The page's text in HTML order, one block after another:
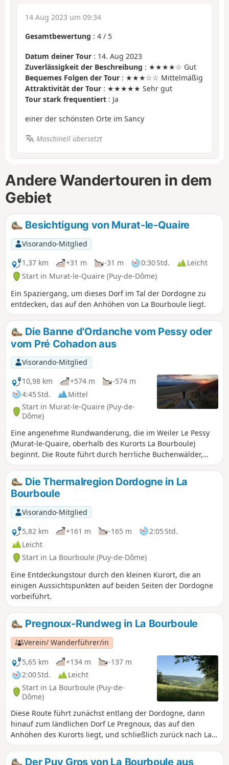
14 Aug 2023 um 09:34
Gesamtbewertung : 4 / 5
Datum deiner Tour : 14. Aug 2023
Zuverlässigkeit der Beschreibung : ★★★★☆ Gut
Bequemes Folgen der Tour : ★★★☆☆ Mittelmäßig
Attraktivität der Tour : ★★★★★ Sehr gut
Tour stark frequentiert : Ja
einer der schönsten Orte im Sancy
Maschinell übersetzt
Andere Wandertouren in dem
Gebiet
Besichtigung von Murat-le-Quaire
Visorando-Mitglied
1,37 km
+31 m -31 m 0:30 Std.
Leicht
Start in Murat-le-Quaire (Puy-de-Dôme)
Ein Spaziergang, um dieses Dorf im Tal der Dordogne zu
entdecken, das auf den Anhöhen von La Bourboule liegt.
Die Banne d'Ordanche vom Pessy oder
vom Pré Cohadon aus
Visorando-Mitglied
10,98 km
+574 m
-574 m
4:45 Std.
Mittel
Start in Murat-le-Quaire (Puy-de-
Dôme)
Eine angenehme Rundwanderung, die im Weiler Le Pessy
(Murat-le-Quaire, oberhalb des Kurorts La Bourboule)
beginnt. Die Route führt durch herrliche Buchenwälder,
bevor sie die Sommerweiden und Hochweiden der Banne
d’Ordanche erreicht. Dieser 1.512 m hohe Vulkangipfel
bietet ein außergewöhnliches Panorama: von den Monts du
Cantal über die Hochebenen der Corrèze bis hin zu den
Monts Dômes.
Die Thermalregion Dordogne in La
Bourboule
Visorando-Mitglied
5,82 km
+161 m -165 m
2:05 Std.
Leicht
Start in La Bourboule (Puy-de-Dôme)
Eine Entdeckungstour durch den kleinen Kurort, die an
einigen Aussichtspunkten auf beiden Seiten der Dordogne
vorbeiführt.
Pregnoux-Rundweg in La Bourboule
Verein/ Wanderführer/in
5,65 km
+134 m
-137 m
2:00 Std.
Leicht
Start in La Bourboule (Puy-de-
Dôme)
Diese Route führt zunächst entlang der Dordogne, dann
hinauf zum ländlichen Dorf Le Pregnoux, das auf den
Anhöhen des Kurorts liegt, und schließlich zurück nach La
Bourboule durch den Parc Fenestre entlang des Vendeix.
Der Puy Gros von La Bourboule aus